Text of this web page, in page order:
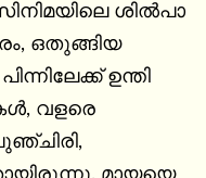
ശിൽപാ
ഒതുങ്ങിയ
ഉന്തി
വളരെ
മായയെ